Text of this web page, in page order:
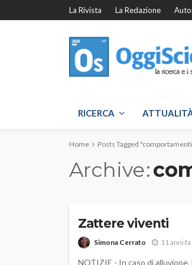
La Rivista La Redazione
RICERCA
Home Posts Tagged
Archive
Zattere viventi
Simona Cerrato 11 anni fa
NOTIZIE - In caso di